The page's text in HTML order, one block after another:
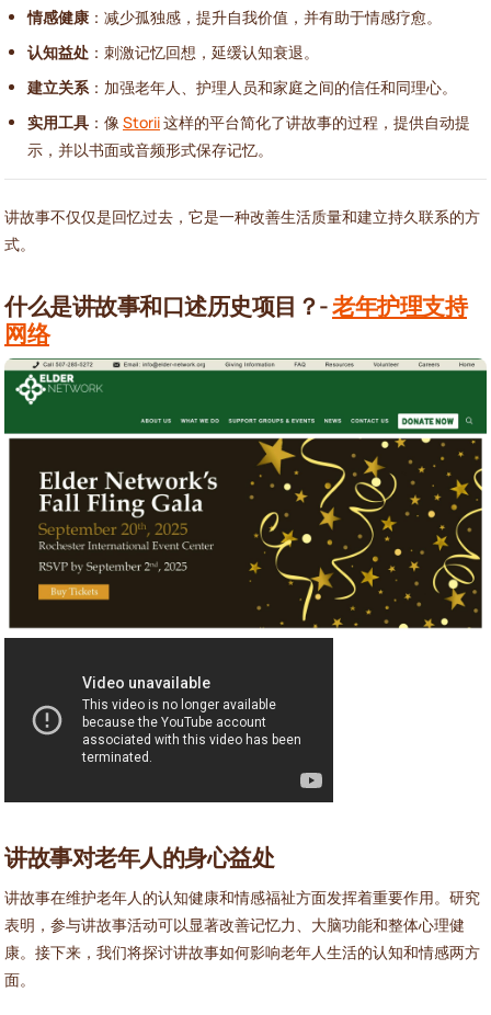
情感健康 ：减少孤独感，提升自我价值，并有助于情感疗愈。
认知益处 ：刺激记忆回想，延缓认知衰退。
建立关系：加强老年人、护理人员和家庭之间的信任和同理心。
实用工具 ：像Storii这样的平台简化了讲故事的过程，提供自动提
示，并以书面或音频形式保存记忆。
讲故事不仅仅是回忆过去，它是一种改善生活质量和建立持久联系的方
式。
什么是讲故事和口述历史项目？-老年护理支持
网络
讲故事对老年人的身心益处
讲故事在维护老年人的认知健康和情感福祉方面发挥着重要作用。研究
表明，参与讲故事活动可以显著改善记忆力、大脑功能和整体心理健
康。接下来，我们将探讨讲故事如何影响老年人生活的认知和情感两方
面。